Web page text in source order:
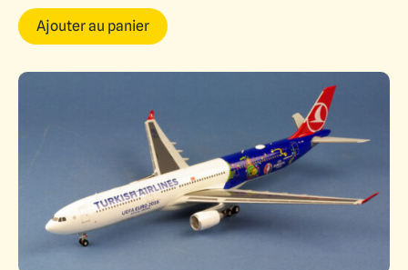
Ajouter au panier